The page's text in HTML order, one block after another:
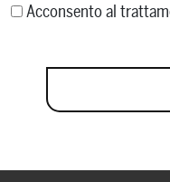
Acconsento al